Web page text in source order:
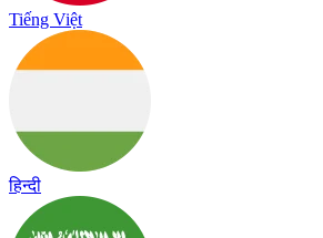
Tiếng Việt
हिन्दी